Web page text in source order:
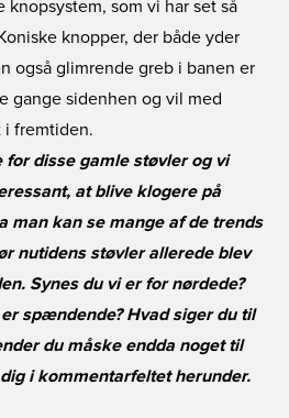
knopsystem, som vi har set så
knopper, der både yder
også glimrende greb i banen er
gange sidenhen og vil med
i fremtiden.
disse gamle støvler og vi
at blive klogere på
man kan se mange af de trends
nutidens støvler allerede blev
Synes du vi er for nørdede?
spændende? Hvad siger du til
du måske endda noget til
i kommentarfeltet herunder.